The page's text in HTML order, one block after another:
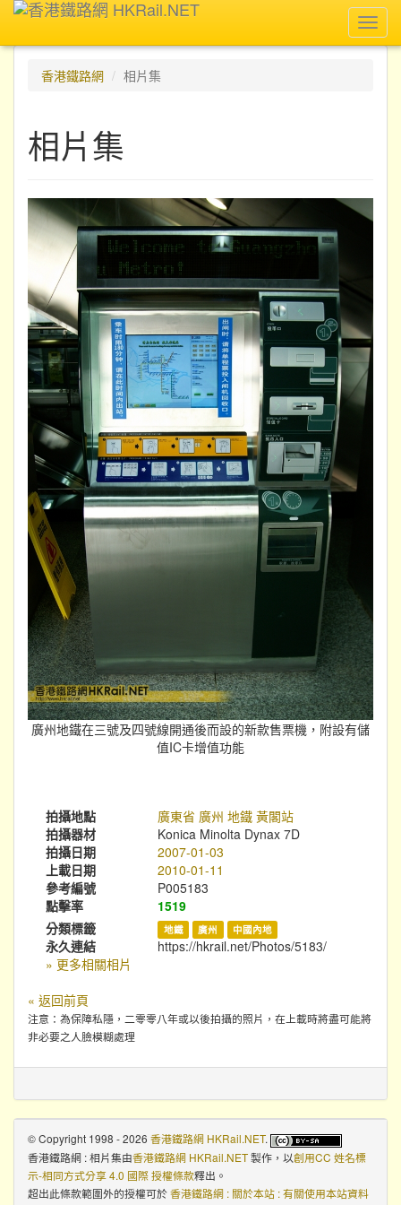
香港鐵路網
相片集
相片集
廣州地鐵在三號及四號線開通後而設的新款售票機，附設有儲
值IC卡增值功能
拍攝地點
廣東省 廣州 地鐵 黃閣站
拍攝器材
Konica Minolta Dynax 7D
拍攝日期
2007-01-03
上載日期
2010-01-11
參考編號
P005183
點擊率
1519
分類標籤
地鐵 廣州 中國內地
永久連結
https://hkrail.net/Photos/5183/
» 更多相關相片
« 返回前頁
注意：為保障私隱，二零零八年或以後拍攝的照片，在上載時將盡可能將
非必要之人臉模糊處理
© Copyright 1998 - 2026 香港鐵路網 HKRail.NET.
香港鐵路網 : 相片集由香港鐵路網 HKRail.NET製作，以創用CC 姓名標
示-相同方式分享 4.0 國際 授權條款釋出。
超出此條款範圍外的授權可於香港鐵路網 : 關於本站 : 有關使用本站資料